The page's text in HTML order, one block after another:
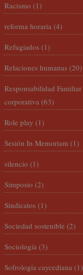
Racismo (1)
reforma horaria (4)
Refugiados (1)
Relaciones humanas (20)
Responsabilidad Familiar
corporativa (63)
Role play (1)
Sesión In Memoriam (1)
silencio (1)
Simposio (2)
Sindicatos (1)
Sociedad sostenible (2)
Sociología (3)
Sofrología caycediana (1)